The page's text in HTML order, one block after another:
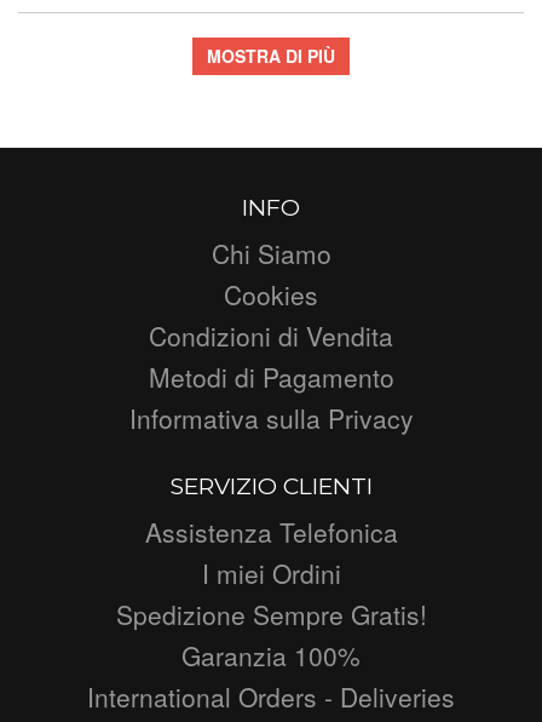
MOSTRA DI PIÙ
INFO
Chi Siamo
Cookies
Condizioni di Vendita
Metodi di Pagamento
Informativa sulla Privacy
SERVIZIO CLIENTI
Assistenza Telefonica
I miei Ordini
Spedizione Sempre Gratis!
Garanzia 100%
International Orders - Deliveries